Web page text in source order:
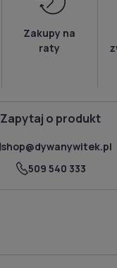
Zakupy na
raty
Zapytaj o produkt
shop@dywanywitek.pl
509 540 333